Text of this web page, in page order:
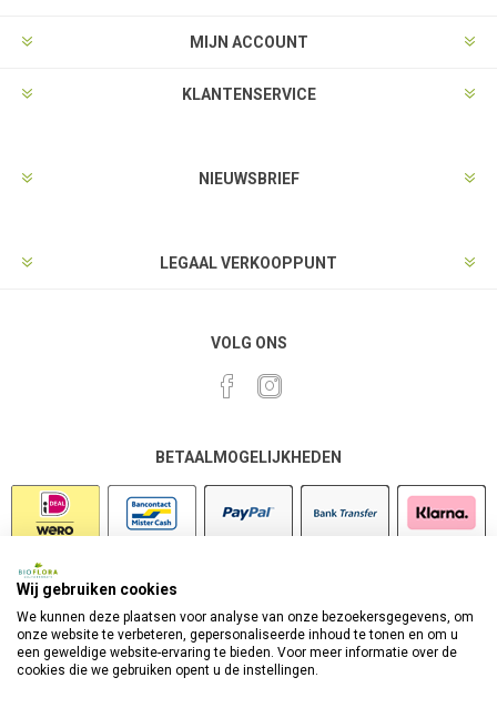
MIJN ACCOUNT
KLANTENSERVICE
NIEUWSBRIEF
LEGAAL VERKOOPPUNT
VOLG ONS
BETAALMOGELIJKHEDEN
Wij gebruiken cookies
We kunnen deze plaatsen voor analyse van onze bezoekersgegevens, om
onze website te verbeteren, gepersonaliseerde inhoud te tonen en om u
een geweldige website-ervaring te bieden. Voor meer informatie over de
cookies die we gebruiken opent u de instellingen.